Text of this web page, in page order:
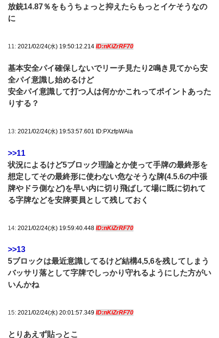
放銃14.87％をもうちょっと抑えたらもっとイケそうなの
に
11: 2021/02/24(水) 19:50:12.214 ID:nKiZrRF70
基本安全パイ確保しないでリーチ見たり2鳴き見てから安
全パイ意識し始めるけど
安全パイ意識して打つ人は何かかこれってポイントあった
りする？
13: 2021/02/24(水) 19:53:57.601 ID:PXzfpWAia
>>11
状況によるけど5ブロック理論とか使って手牌の最終形を
想定してその最終形に使わない危なそうな牌(4.5.6の中張
牌やドラ側など)を早い内に切り飛ばして場に既に切れて
る字牌などを安牌要員として残しておく
14: 2021/02/24(水) 19:59:40.448 ID:nKiZrRF70
>>13
5ブロックは最近意識してるけど結構4,5,6を残してしまう
バッサリ落として字牌でしっかり守れるようにした方がい
いんかね
15: 2021/02/24(水) 20:01:57.349 ID:nKiZrRF70
とりあえず貼っとこ